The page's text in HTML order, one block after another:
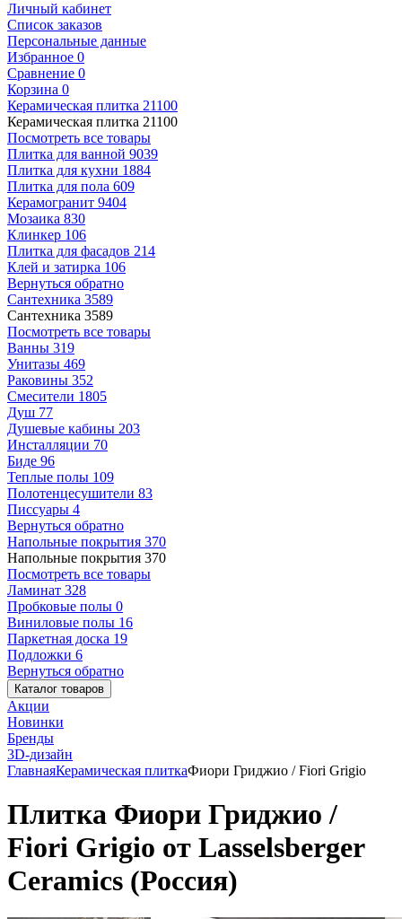
Личный кабинет
Список заказов
Персональные данные
Избранное 0
Сравнение 0
Корзина 0
Керамическая плитка 21100
Керамическая плитка 21100
Посмотреть все товары
Плитка для ванной 9039
Плитка для кухни 1884
Плитка для пола 609
Керамогранит 9404
Мозаика 830
Клинкер 106
Плитка для фасадов 214
Клей и затирка 106
Вернуться обратно
Сантехника 3589
Сантехника 3589
Посмотреть все товары
Ванны 319
Унитазы 469
Раковины 352
Смесители 1805
Душ 77
Душевые кабины 203
Инсталляции 70
Биде 96
Теплые полы 109
Полотенцесушители 83
Писсуары 4
Вернуться обратно
Напольные покрытия 370
Напольные покрытия 370
Посмотреть все товары
Ламинат 328
Пробковые полы 0
Виниловые полы 16
Паркетная доска 19
Подложки 6
Вернуться обратно
Каталог товаров
Акции
Новинки
Бренды
3D-дизайн
ГлавнаяКерамическая плиткаФиори Гриджио / Fiori Grigio
Плитка Фиори Гриджио /
Fiori Grigio от Lasselsberger
Ceramics (Россия)